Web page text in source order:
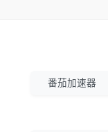
番茄加速器